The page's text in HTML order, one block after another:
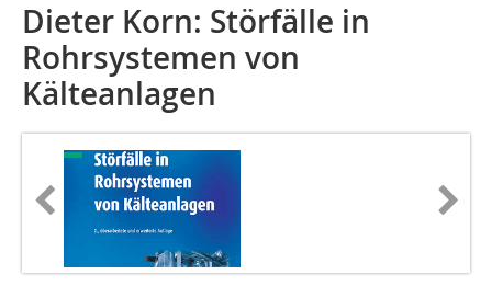
Dieter Korn: Störfälle in
Rohrsystemen von
Kälteanlagen